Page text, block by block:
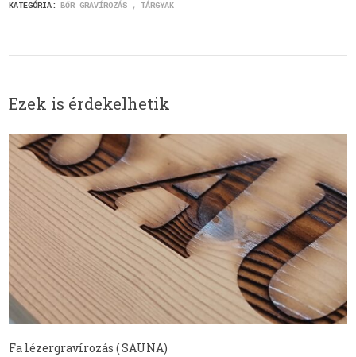
KATEGÓRIA: BŐR GRAVÍROZÁS TÁRGYAK
Ezek is érdekelhetik
Fa lézergravírozás ( SAUNA)